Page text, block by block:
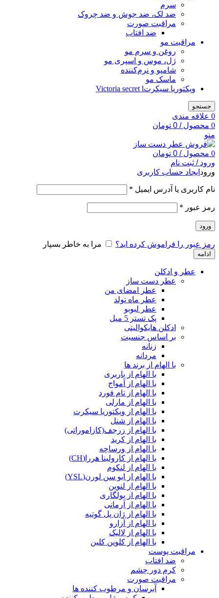
سرم
ضد لک، ضد جوش و ضد چروک
مراقبت صورت
ضد افتاب
مراقبت مو
روغن و سرم مو
ژل، موس و اسپری مو
شامپو و نرم‌کننده
ماسک مو
ویکتوریا سیکرتVictoria secret l
جستجو
0 علاقه مندی
0 محصول /
0 تومان
منو
0 محصول /
0 تومان
ورود / ثبت نام
ورود ایجاد حساب کاربری
نام کاربری یا آدرس ایمیل *
رمز عبور *
ورود
رمز عبور را فراموش کرده اید؟ مرا به خاطر بسپار
ادامه
عطر و ادکلن
عطر دست ساز
عطر امضای من
عطر ماه تولد
عطر لبوبو
پک تستر 5 میل
ادکلن هایکوالیتی
بر اساس جنسیت
زنانه
مردانه
با الهام از برند ها
با الهام از باربری
با الهام از آمواج
با الهام از تام فورد
با الهام از مارلی
با الهام از ویکتوریا سیکرت
با الهام از شنل
با الهام از زرجف(کازاموراتی)
با الهام از کرید
با الهام از ورساچه
با الهام از کارولینا هررا(CH)
با الهام از لنکوم
با الهام از ایو سن لورن(YSL)
با الهام از لنوین
با الهام از بولگاری
با الهام از آرمانی
با الهام از ژان پل گوتیه
با الهام از آزارو
با الهام از لالیک
با الهام از کلوین کلین
مراقبت پوست
ضد افتاب
کرم دور چشم
مراقبت صورت
آبرسان و مرطوب کننده ها